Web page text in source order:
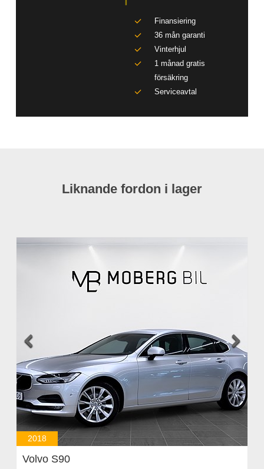
Finansiering
36 mån garanti
Vinterhjul
1 månad gratis
försäkring
Serviceavtal
Liknande fordon i lager
 
2018
Volvo S90